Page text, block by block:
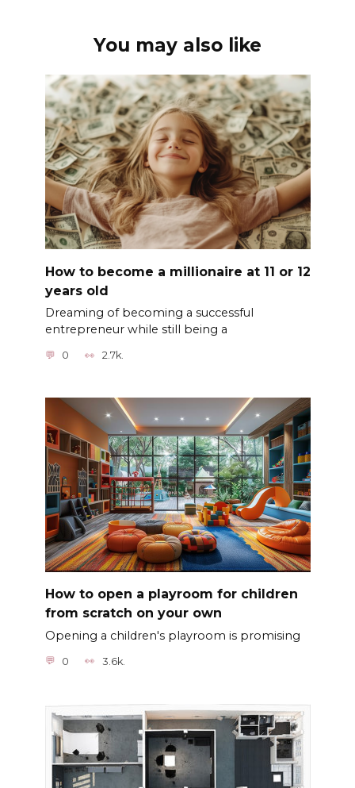
You may also like
How to become a millionaire at 11 or 12
years old
Dreaming of becoming a successful
entrepreneur while still being a
0 2.7k.
How to open a playroom for children
from scratch on your own
Opening a children's playroom is promising
0 3.6k.